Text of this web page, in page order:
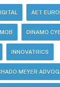
AET
DINAMO
INNOVATRICS
MEYER